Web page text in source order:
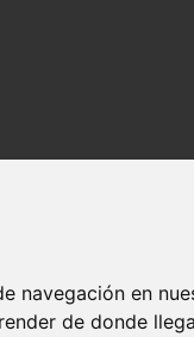
navegación en
de donde